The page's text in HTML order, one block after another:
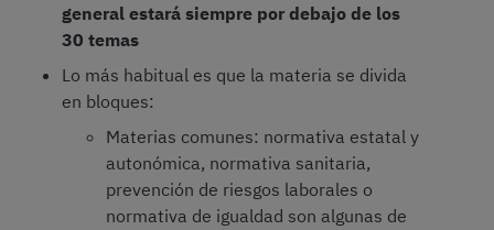
general estará siempre por debajo de los
30 temas
Lo más habitual es que la materia se divida
en bloques:
Materias comunes: normativa estatal y
autonómica, normativa sanitaria,
prevención de riesgos laborales o
normativa de igualdad son algunas de